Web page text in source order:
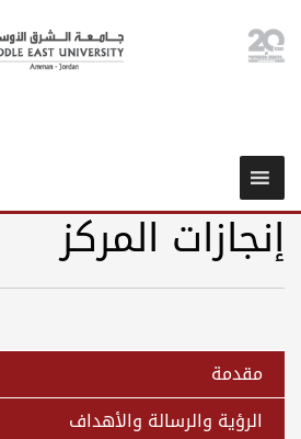
إنجازات المركز
مقدمة
الرؤية والرسالة والأهداف